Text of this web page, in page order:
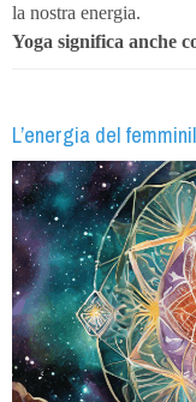
la nostra energia.
Yoga significa anche
L’energia del